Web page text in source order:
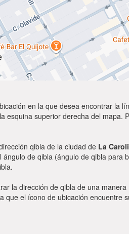
en la que desea encontrar la
esquina superior derecha del mapa.
qibla de la ciudad de La
ángulo de qibla (ángulo de qibla para
la dirección de qibla de una
que el ícono de ubicación encuentre